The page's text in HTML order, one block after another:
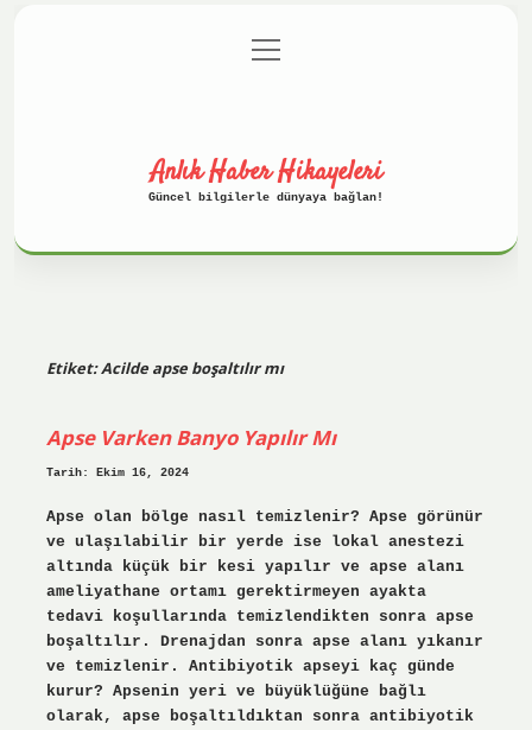
Gizlilik Politikası
menüyü
aç
Anlık Haber Hikayeleri
Güncel bilgilerle dünyaya bağlan!
Etiket:Acilde apse boşaltılır mı
Apse Varken Banyo Yapılır Mı
Tarih: Ekim 16, 2024
Apse olan bölge nasıl temizlenir? Apse görünür
ve ulaşılabilir bir yerde ise lokal anestezi
altında küçük bir kesi yapılır ve apse alanı
ameliyathane ortamı gerektirmeyen ayakta
tedavi koşullarında temizlendikten sonra apse
boşaltılır. Drenajdan sonra apse alanı yıkanır
ve temizlenir. Antibiyotik apseyi kaç günde
kurur? Apsenin yeri ve büyüklüğüne bağlı
olarak, apse boşaltıldıktan sonra antibiyotik